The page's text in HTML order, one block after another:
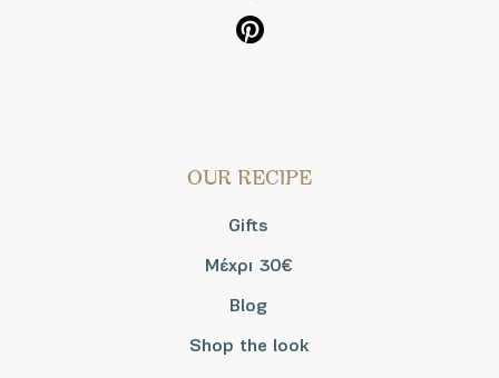
OUR RECIPE
Gifts
Μέχρι 30€
Blog
Shop the look